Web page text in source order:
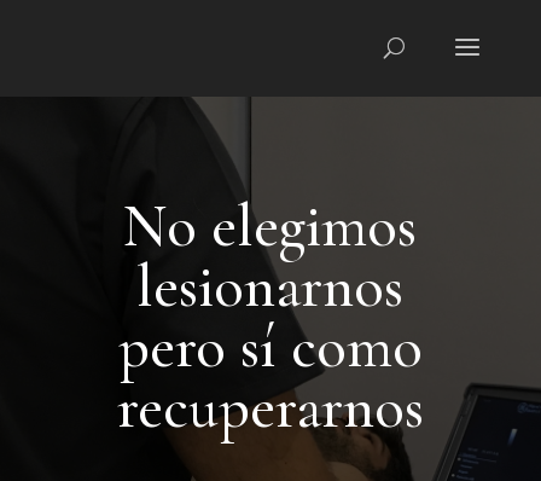
No elegimos
lesionarnos
pero sí como
recuperarnos